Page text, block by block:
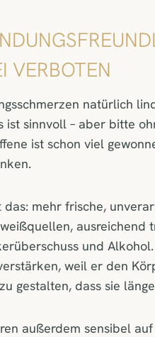
VERBOTEN
natürlich
ist sinnvoll – aber bitte
ist schon viel
das: mehr frische,
und
weil er den
gestalten, dass sie
außerdem sensibel